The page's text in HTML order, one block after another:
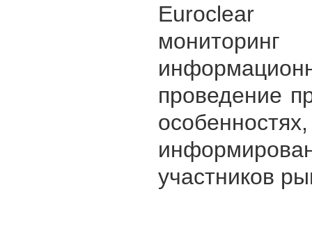
Euroclear /
мониторинг
проведение
особенностях,
участников